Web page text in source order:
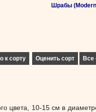
Шрабы
к сорту Оценить сорт Все
цвета, 10-15 см в